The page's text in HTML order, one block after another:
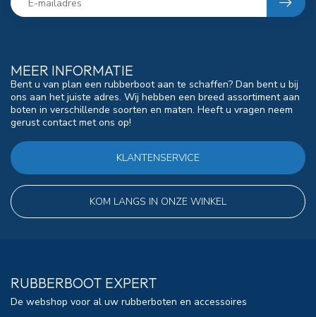
MEER INFORMATIE
Bent u van plan een rubberboot aan te schaffen? Dan bent u bij
ons aan het juiste adres. Wij hebben een breed assortiment aan
boten in verschillende soorten en maten. Heeft u vragen neem
gerust contact met ons op!
KLANTENSERVICE
KOM LANGS IN ONZE WINKEL
RUBBERBOOT EXPERT
De webshop voor al uw rubberboten en accessoires